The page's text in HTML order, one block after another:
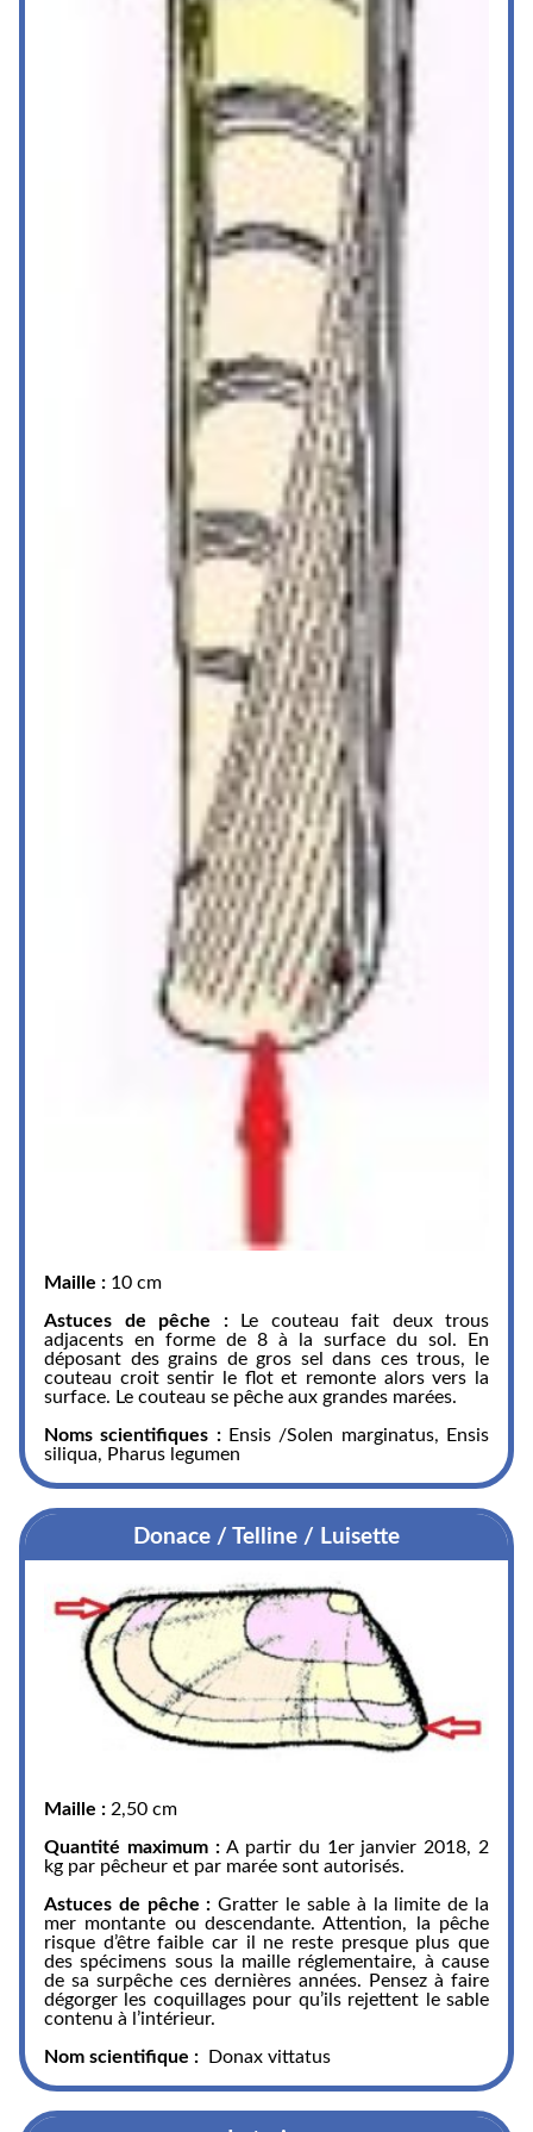
Maille : 10 cm
Astuces de pêche :Le couteau fait deux trous
adjacents en forme de 8 à la surface du sol. En
déposant des grains de gros sel dans ces trous, le
couteau croit sentir le flot et remonte alors vers la
surface. Le couteau se pêche aux grandes marées.
Noms scientifiques : Ensis /Solen marginatus, Ensis
siliqua, Pharus legumen
Donace / Telline / Luisette
Maille : 2,50 cm
Quantité maximum :A partir du 1er janvier 2018, 2
kg par pêcheur et par marée sont autorisés.
Astuces de pêche : Gratter le sable à la limite de la
mer montante ou descendante. Attention, la pêche
risque d’être faible car il ne reste presque plus que
des spécimens sous la maille réglementaire, à cause
de sa surpêche ces dernières années. Pensez à faire
dégorger les coquillages pour qu’ils rejettent le sable
contenu à l’intérieur.
Nom scientifique :
Donax vittatus